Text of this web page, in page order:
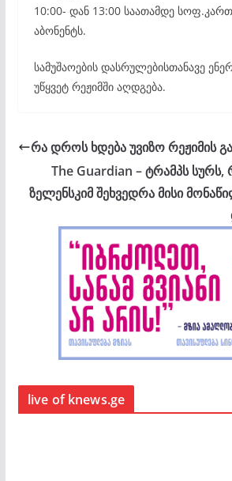
10:00- დან 13:00 საათამდე
აბონენტს.
სამუშაოების დასრულებისთანავე
უწყვეტ რეჟიმში აღდგება.
რა დროს ხდება უვიზო რეჟიმის
The Guardian – ტრამპს სურს,
ზელენსკიმ შეხვედრა მისი
live of knews.ge